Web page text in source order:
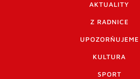
AKTUALITY
Z RADNICE
UPOZORŇUJEME
KULTURA
SPORT